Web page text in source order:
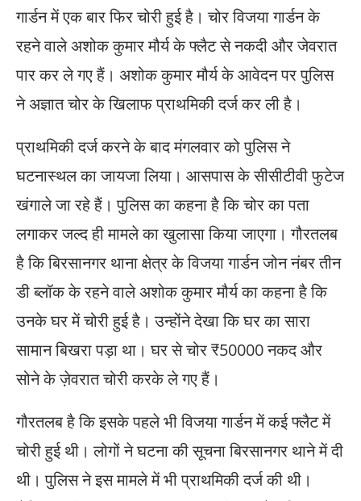
गार्डन में एक बार फिर चोरी हुई है। चोर विजया गार्डन के
रहने वाले अशोक कुमार मौर्य के फ्लैट से नकदी और जेवरात
पार कर ले गए हैं। अशोक कुमार मौर्य के आवेदन पर पुलिस
ने अज्ञात चोर के खिलाफ प्राथमिकी दर्ज कर ली है।
प्राथमिकी दर्ज करने के बाद मंगलवार को पुलिस ने
घटनास्थल का जायजा लिया। आसपास के सीसीटीवी फुटेज
खंगाले जा रहे हैं। पुलिस का कहना है कि चोर का पता
लगाकर जल्द ही मामले का खुलासा किया जाएगा। गौरतलब
है कि बिरसानगर थाना क्षेत्र के विजया गार्डन जोन नंबर तीन
डी ब्लॉक के रहने वाले अशोक कुमार मौर्य का कहना है कि
उनके घर में चोरी हुई है। उन्होंने देखा कि घर का सारा
सामान बिखरा पड़ा था। घर से चोर ₹50000 नकद और
सोने के ज़ेवरात चोरी करके ले गए हैं।
गौरतलब है कि इसके पहले भी विजया गार्डन में कई फ्लैट में
चोरी हुई थी। लोगों ने घटना की सूचना बिरसानगर थाने में दी
थी। पुलिस ने इस मामले में भी प्राथमिकी दर्ज की थी।